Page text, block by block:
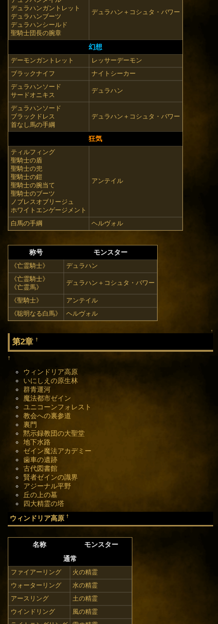
デュラハンガントレット
デュラハンブーツ
デュラハンシールド
聖騎士団長の腕章
デュラハン＋コシュタ・バワー
幻想
デーモンガントレット
レッサーデーモン
ブラックナイフ
ナイトシーカー
デュラハンソード
サードオニキス
デュラハン
デュラハンソード
ブラックドレス
首なし馬の手綱
デュラハン＋コシュタ・バワー
狂気
ティルフィング
聖騎士の盾
聖騎士の兜
聖騎士の鎧
聖騎士の腕当て
聖騎士のブーツ
ノブレスオブリージュ
ホワイトエンゲージメント
アンテイル
白馬の手綱 ヘルヴォル
称号 モンスター
《亡霊騎士》
デュラハン
《亡霊騎士》
《亡霊馬》
デュラハン＋コシュタ・バワー
《聖騎士》
アンテイル
《聡明なる白馬》
ヘルヴォル
↑
第2章 †
†
ウィンドリア高原
いにしえの原生林
群青運河
魔法都市ゼイン
ユニコーンフォレスト
教会への裏参道
裏門
黙示録教団の大聖堂
地下水路
ゼイン魔法アカデミー
歯車の遺跡
古代図書館
賢者ゼインの識界
アジーナル平野
丘の上の墓
四大精霊の塔
ウィンドリア高原 †
名称
モンスター
通常
ファイアーリング
火の精霊
ウォーターリング
水の精霊
アースリング
土の精霊
ウインドリング
風の精霊